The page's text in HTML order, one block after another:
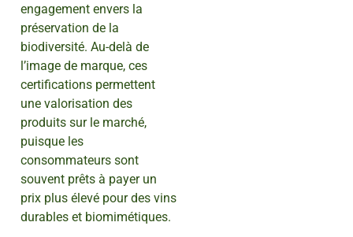
engagement envers la
préservation de la
biodiversité. Au-delà de
l’image de marque, ces
certifications permettent
une valorisation des
produits sur le marché,
puisque les
consommateurs sont
souvent prêts à payer un
prix plus élevé pour des vins
durables et biomimétiques.